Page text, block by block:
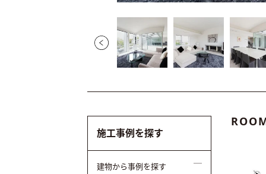
施工事例を探す
建物から事例を探す